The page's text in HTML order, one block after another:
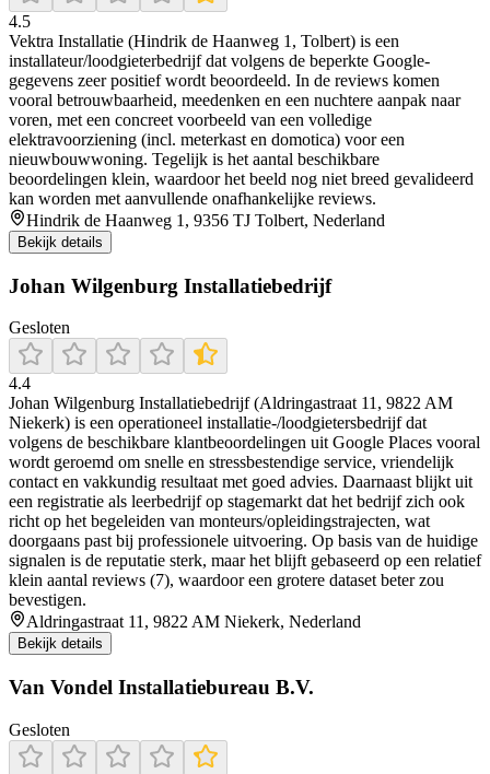
4.5
Vektra Installatie (Hindrik de Haanweg 1, Tolbert) is een
installateur/loodgieterbedrijf dat volgens de beperkte Google-
gegevens zeer positief wordt beoordeeld. In de reviews komen
vooral betrouwbaarheid, meedenken en een nuchtere aanpak naar
voren, met een concreet voorbeeld van een volledige
elektravoorziening (incl. meterkast en domotica) voor een
nieuwbouwwoning. Tegelijk is het aantal beschikbare
beoordelingen klein, waardoor het beeld nog niet breed gevalideerd
kan worden met aanvullende onafhankelijke reviews.
Hindrik de Haanweg 1, 9356 TJ Tolbert, Nederland
Bekijk details
Johan Wilgenburg Installatiebedrijf
Gesloten
4.4
Johan Wilgenburg Installatiebedrijf (Aldringastraat 11, 9822 AM
Niekerk) is een operationeel installatie-/loodgietersbedrijf dat
volgens de beschikbare klantbeoordelingen uit Google Places vooral
wordt geroemd om snelle en stressbestendige service, vriendelijk
contact en vakkundig resultaat met goed advies. Daarnaast blijkt uit
een registratie als leerbedrijf op stagemarkt dat het bedrijf zich ook
richt op het begeleiden van monteurs/opleidingstrajecten, wat
doorgaans past bij professionele uitvoering. Op basis van de huidige
signalen is de reputatie sterk, maar het blijft gebaseerd op een relatief
klein aantal reviews (7), waardoor een grotere dataset beter zou
bevestigen.
Aldringastraat 11, 9822 AM Niekerk, Nederland
Bekijk details
Van Vondel Installatiebureau B.V.
Gesloten